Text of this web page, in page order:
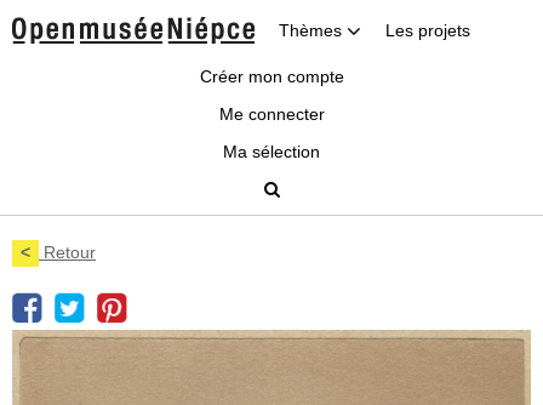
Thèmes Les projets
Créer mon compte
Me connecter
Ma sélection
< Retour